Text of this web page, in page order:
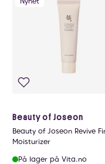
Beauty of Joseon
Beauty of Joseon Revive
Moisturizer
På lager på Vita.no